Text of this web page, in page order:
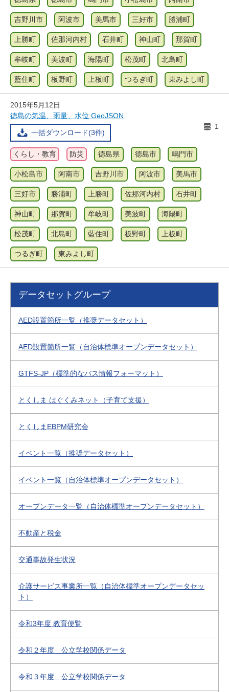
吉野川市 阿波市 美馬市 三好市 勝浦町
上勝町 佐那河内村 石井町 神山町 那賀町
牟岐町 美波町 海陽町 松茂町 北島町
藍住町 板野町 上板町 つるぎ町 東みよし町
2015年5月12日
徳島の気温、雨量、水位 GeoJSON
一括ダウンロード(3件)
1
くらし・教育 防災 徳島県 徳島市 鳴門市
小松島市 阿南市 吉野川市 阿波市 美馬市
三好市 勝浦町 上勝町 佐那河内村 石井町
神山町 那賀町 牟岐町 美波町 海陽町
松茂町 北島町 藍住町 板野町 上板町
つるぎ町 東みよし町
データセットグループ
AED設置箇所一覧（推奨データセット）
AED設置箇所一覧（自治体標準オープンデータセット）
GTFS-JP（標準的なバス情報フォーマット）
とくしま はぐくみネット（子育て支援）
とくしまEBPM研究会
イベント一覧（推奨データセット）
イベント一覧（自治体標準オープンデータセット）
オープンデータ一覧（自治体標準オープンデータセット）
不動産と税金
交通事故発生状況
介護サービス事業所一覧（自治体標準オープンデータセッ
ト）
令和3年度 教育便覧
令和２年度 公立学校関係データ
令和３年度 公立学校関係データ